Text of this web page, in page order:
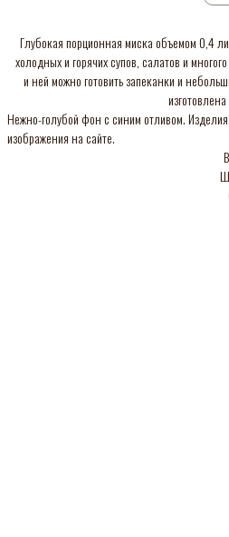
Глубокая порционная миска объемом 0,4
холодных и горячих супов, салатов и
и ней можно готовить запеканки и
Нежно-голубой фон с синим отливом.
изображения на сайте.